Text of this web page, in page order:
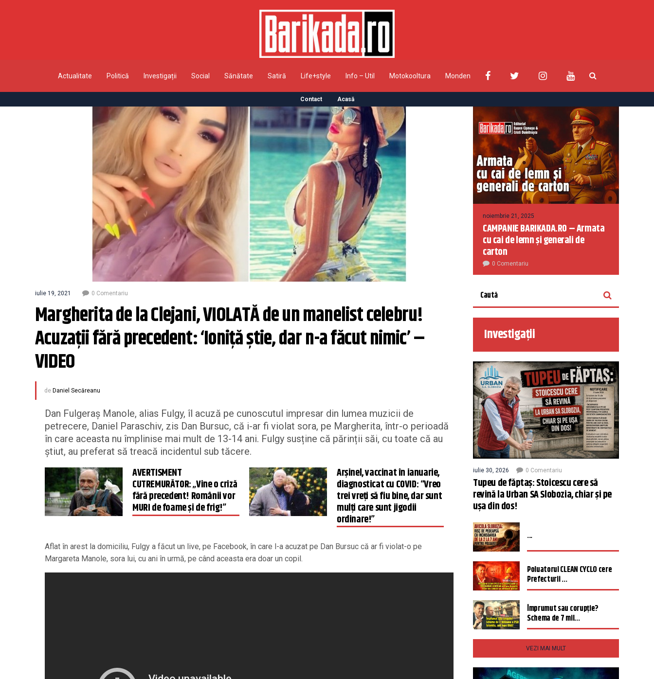
Actualitate Politică Investigații Social Sănătate Satiră Life+style Info – Util Motokooltura Monden
Contact Acasă
iulie 19, 2021 0 Comentariu
Margherita de la Clejani, VIOLATĂ de un manelist celebru!
Acuzații fără precedent: ‘Ioniță știe, dar n-a făcut nimic’ –
VIDEO
de Daniel Secăreanu
Dan Fulgeraș Manole, alias Fulgy, îl acuză pe cunoscutul impresar din lumea muzicii de
petrecere, Daniel Paraschiv, zis Dan Bursuc, că i-ar fi violat sora, pe Margherita, într-o perioadă
în care aceasta nu împlinise mai mult de 13-14 ani. Fulgy susține că părinții săi, cu toate că au
știut, au preferat să treacă incidentul sub tăcere.
AVERTISMENT
CUTREMURĂTOR: „Vine o criză
fără precedent! Românii vor
MURI de foame și de frig!”
Arşinel, vaccinat în ianuarie,
diagnosticat cu COVID: “Vreo
trei vreţi să fiu bine, dar sunt
mulţi care sunt jigodii
ordinare!”
Aflat în arest la domiciliu, Fulgy a făcut un live, pe Facebook, în care l-a acuzat pe Dan Bursuc că ar fi violat-o pe
Margareta Manole, sora lui, cu ani în urmă, pe când aceasta era doar un copil.
noiembrie 21, 2025
CAMPANIE BARIKADA.RO – Armata
cu cai de lemn și generali de
carton
0 Comentariu
Investigații
iulie 30, 2026 0 Comentariu
Tupeu de făptaș: Stoicescu cere să
revină la Urban SA Slobozia, chiar și pe
ușa din dos!
...
Poluatorul CLEAN CYCLO cere
Prefecturii ...
Împrumut sau corupție?
Schema de 7 mil...
VEZI MAI MULT